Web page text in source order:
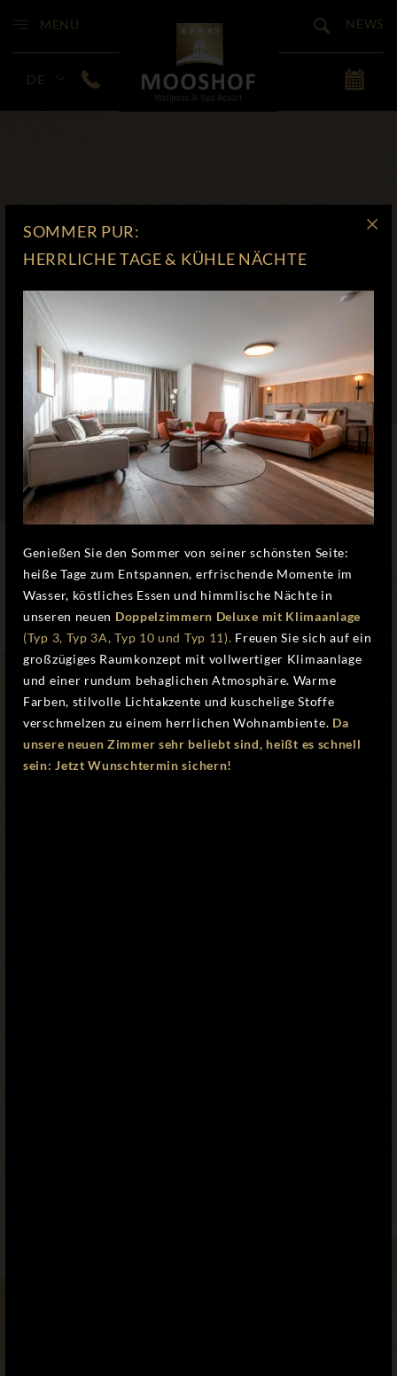
MENÜ NEWS
DE
SOMMER PUR:
HERRLICHE TAGE & KÜHLE NÄCHTE
Genießen Sie den Sommer von seiner schönsten Seite:
heiße Tage zum Entspannen, erfrischende Momente im
Wasser, köstliches Essen und himmlische Nächte in
unseren neuen Doppelzimmern Deluxe mit Klimaanlage
(Typ 3, Typ 3A, Typ 10 und Typ 11). Freuen Sie sich auf ein
großzügiges Raumkonzept mit vollwertiger Klimaanlage
und einer rundum behaglichen Atmosphäre. Warme
Farben, stilvolle Lichtakzente und kuschelige Stoffe
verschmelzen zu einem herrlichen Wohnambiente. Da
unsere neuen Zimmer sehr beliebt sind, heißt es schnell
sein: Jetzt Wunschtermin sichern!